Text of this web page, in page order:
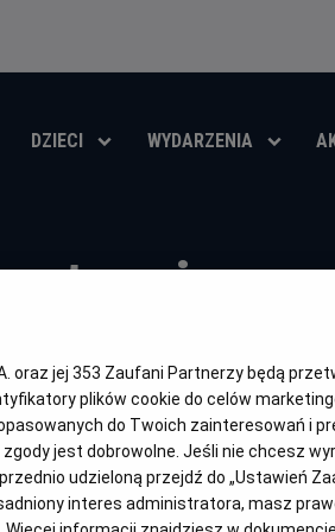
DZIECI WYDARZENIA
wiek
oraz jej 353 Zaufani Partnerzy będą
plików cookie do celów
do Twoich zainteresowań i
zgody jest dobrowolne. Jeśli nie chcesz
udzieloną przejdź do „Ustawień
interes administratora, masz